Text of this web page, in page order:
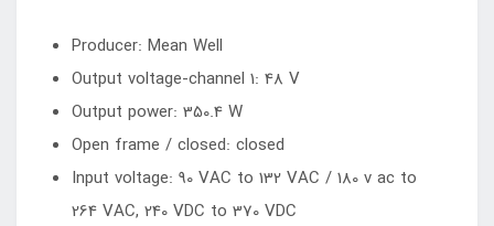
Producer: Mean Well
Output voltage-channel 1: 48 V
Output power: 350.4 W
Open frame / closed: closed
Input voltage: 90 VAC to 132 VAC / 180 v ac to
264 VAC, 240 VDC to 370 VDC